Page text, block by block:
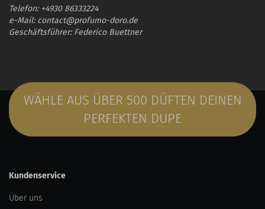
Telefon: +4930 86333224
e-Mail: contact@profumo-doro.de
Geschäftsführer: Federico Buettner
WÄHLE AUS ÜBER 500 DÜFTEN DEINEN
PERFEKTEN DUPE
Kundenservice
Über uns